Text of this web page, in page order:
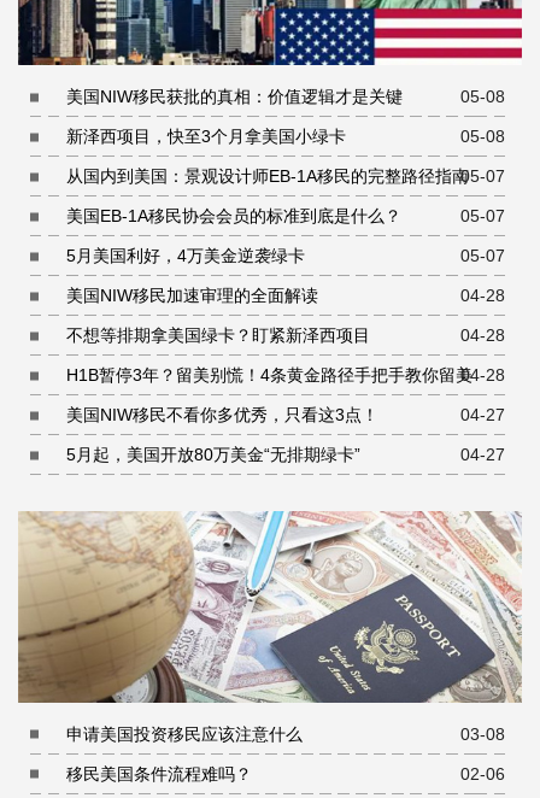
05-08
美国NIW移民获批的真相：价值逻辑才是关键
05-08
新泽西项目，快至3个月拿美国小绿卡
05-07
从国内到美国：景观设计师EB-1A移民的完整路径指南
05-07
美国EB-1A移民协会会员的标准到底是什么？
05-07
5月美国利好，4万美金逆袭绿卡
04-28
美国NIW移民加速审理的全面解读
04-28
不想等排期拿美国绿卡？盯紧新泽西项目
04-28
H1B暂停3年？留美别慌！4条黄金路径手把手教你留美
04-27
美国NIW移民不看你多优秀，只看这3点！
04-27
5月起，美国开放80万美金“无排期绿卡”
03-08
申请美国投资移民应该注意什么
02-06
移民美国条件流程难吗？